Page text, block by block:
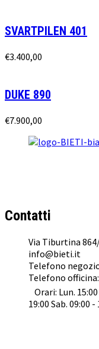
SVARTPILEN 401
€3.400,00
DUKE 890
€7.900,00
Contatti
Via Tiburtina
info@bieti.it
Telefono
Telefono officina:
Orari: Lun.
19:00 Sab. 09:00 -